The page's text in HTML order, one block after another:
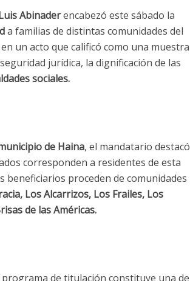
Abinaderencabezó este sábado la
a familias de distintas comunidades del
en un acto que calificó como una muestra
jurídica, la dignificación de las
sociales.
de Haina, el mandatario destacó
corresponden a residentes de esta
beneficiarios proceden de comunidades
Los Alcarrizos, Los Frailes, Los
de las Américas.
de titulación constituye una de